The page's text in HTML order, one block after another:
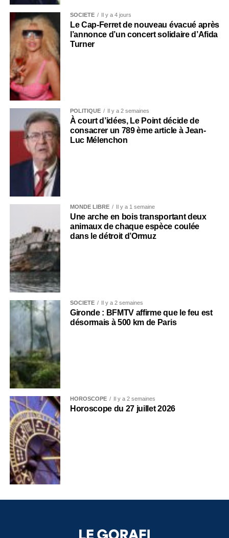
SOCIÉTÉ Il y a 4 jours
Le Cap-Ferret de nouveau évacué après
l’annonce d’un concert solidaire d’Afida
Turner
POLITIQUE Il y a 2 semaines
À court d’idées, Le Point décide de
consacrer un 789 ème article à Jean-
Luc Mélenchon
MONDE LIBRE Il y a 1 semaine
Une arche en bois transportant deux
animaux de chaque espèce coulée
dans le détroit d’Ormuz
SOCIÉTÉ Il y a 2 semaines
Gironde : BFMTV affirme que le feu est
désormais à 500 km de Paris
HOROSCOPE Il y a 2 semaines
Horoscope du 27 juillet 2026